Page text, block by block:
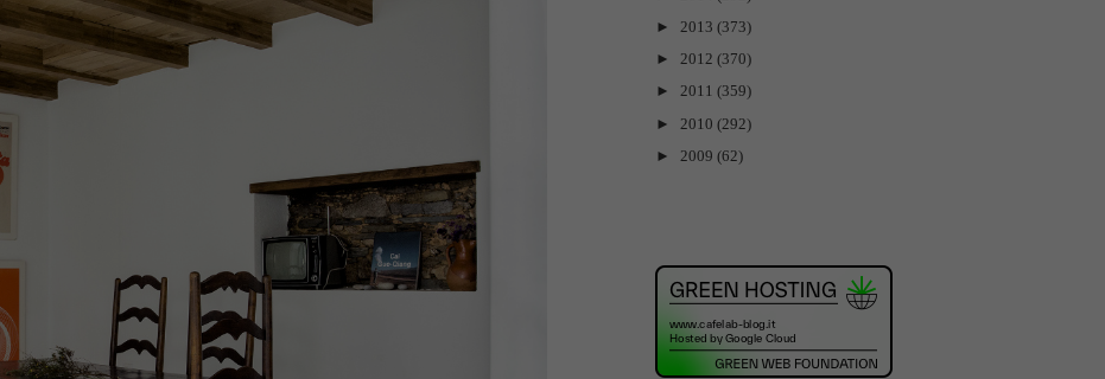
► 2013 (373)
► 2012 (370)
► 2011 (359)
► 2010 (292)
► 2009 (62)